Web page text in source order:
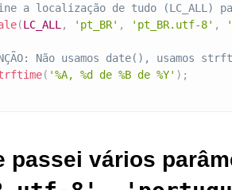
a localização de tudo (LC_ALL)
(LC_ALL , 'pt_BR' , 'pt_BR.utf-8' ,
Não usamos date(), usamos
( '%A, %d de %B de %Y' ) ;
passei vários